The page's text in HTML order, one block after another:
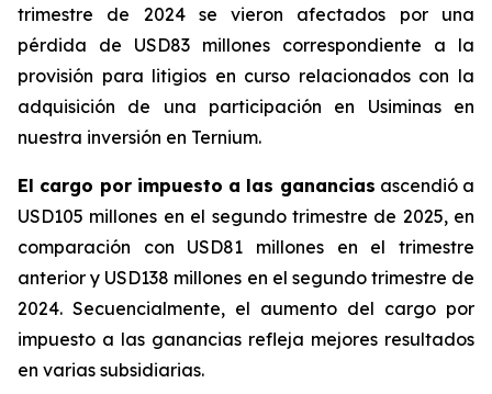
trimestre de 2024 se vieron afectados por una
pérdida de USD83 millones correspondiente a la
provisión para litigios en curso relacionados con la
adquisición de una participación en Usiminas en
nuestra inversión en Ternium.
El cargo por impuesto a las ganancias ascendió a
USD105 millones en el segundo trimestre de 2025, en
comparación con USD81 millones en el trimestre
anterior y USD138 millones en el segundo trimestre de
2024. Secuencialmente, el aumento del cargo por
impuesto a las ganancias refleja mejores resultados
en varias subsidiarias.